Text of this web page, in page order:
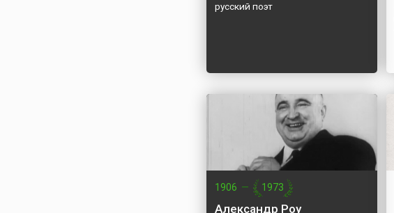
русский поэт
1906 — 1973
Александр Роу